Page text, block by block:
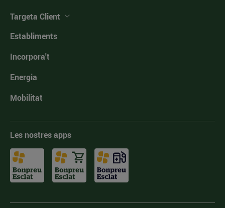
Targeta Client
Establiments
Incorpora't
Energia
Mobilitat
Les nostres apps